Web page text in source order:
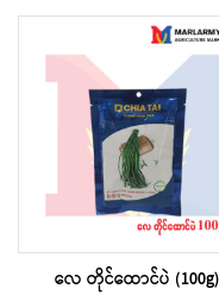
လေ တိုင်ထောင်ပဲ (100g)